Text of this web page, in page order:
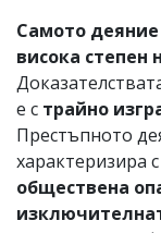
Самото
висока степен
е с трайно
Престъпното
характеризира с
обществена